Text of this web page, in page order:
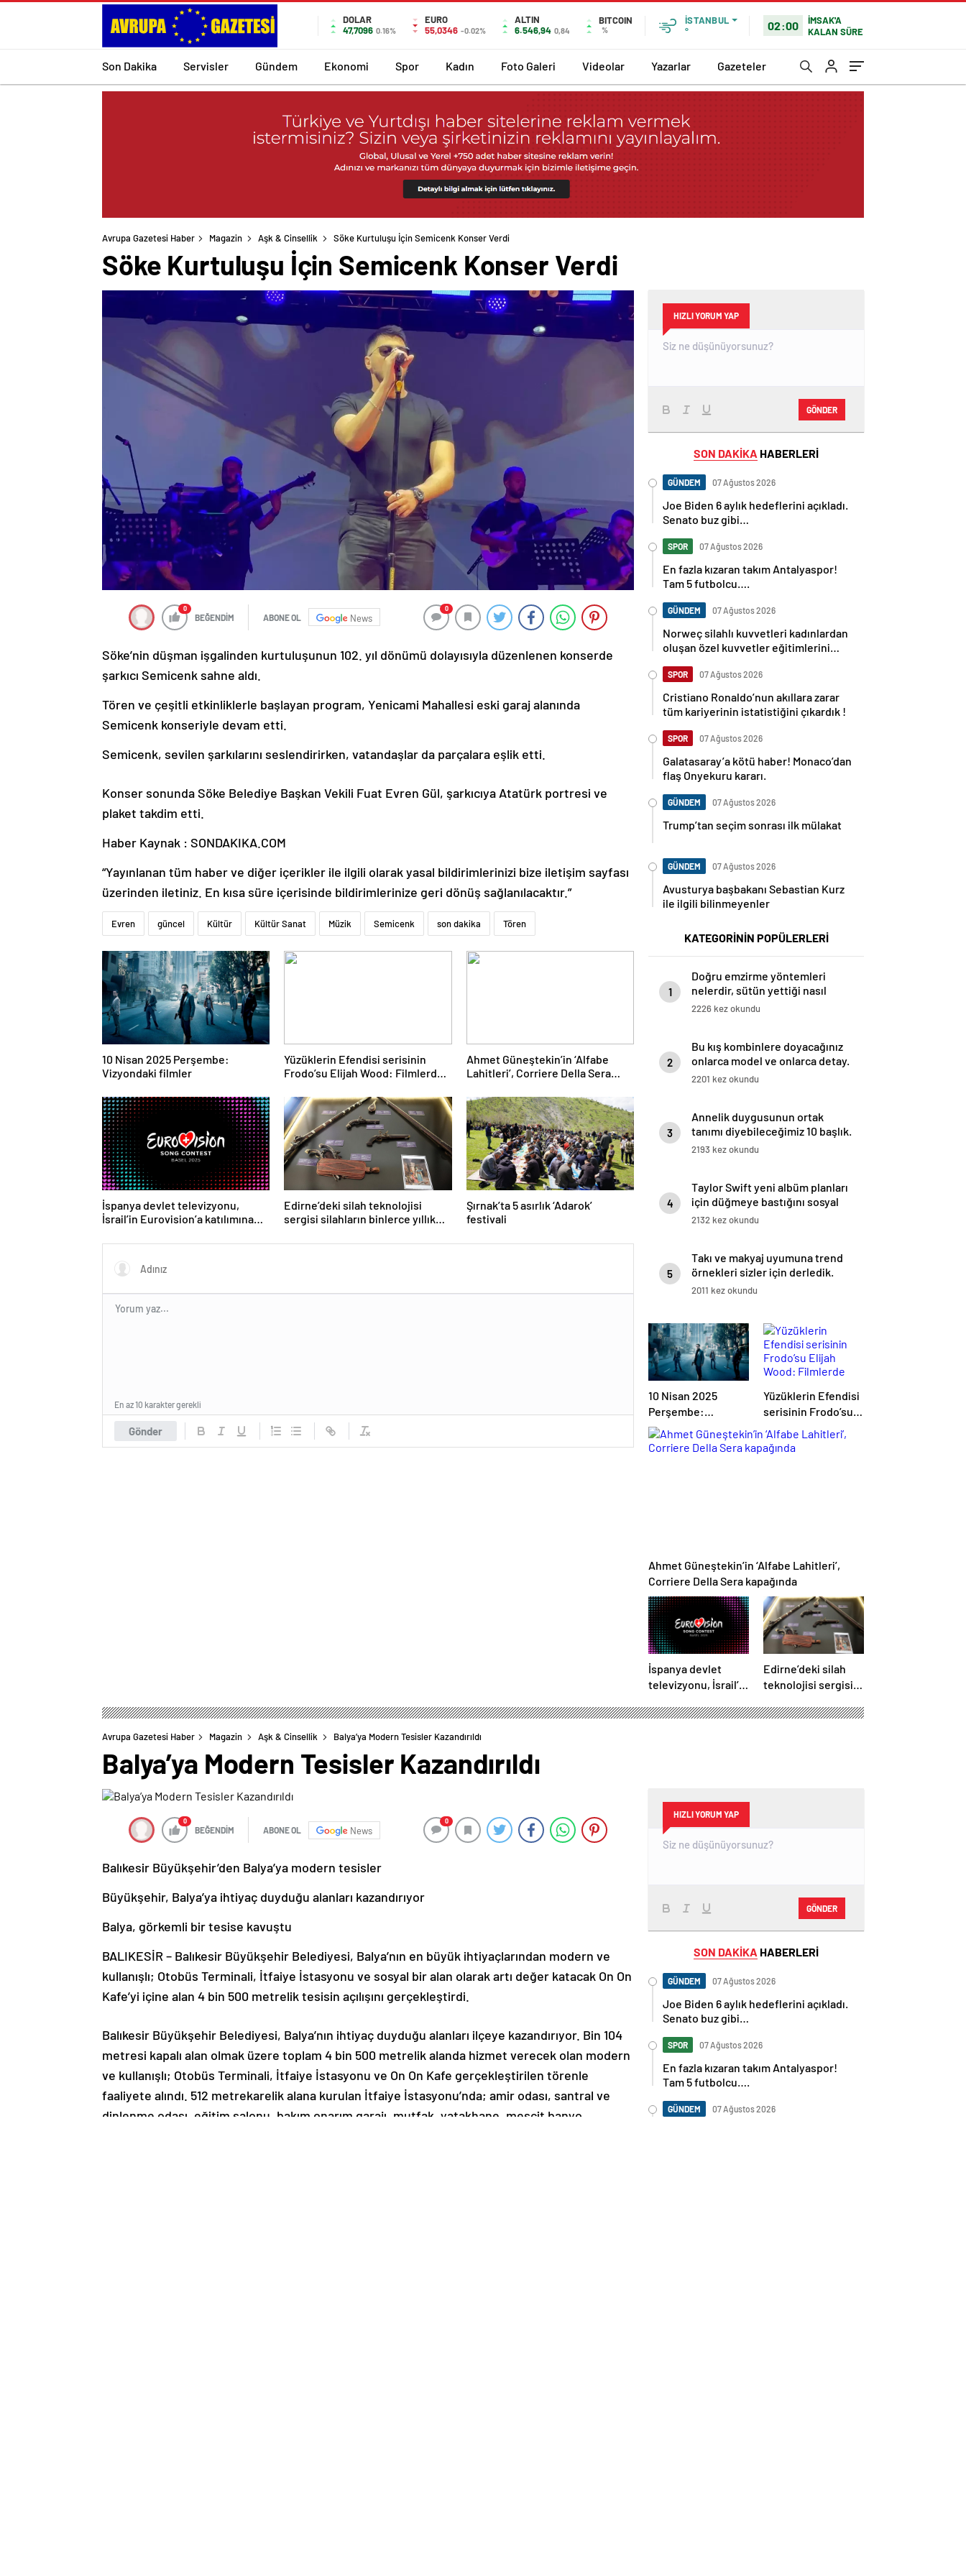
DOLAR
47,7096 0.16%
EURO
55,0346 -0.02%
ALTIN
6.546,94 0,84
BITCOIN
%
İSTANBUL
°
02:00
İMSAK'A
KALAN SÜRE
Son Dakika Servisler Gündem Ekonomi Spor Kadın Foto Galeri Videolar Yazarlar Gazeteler
Avrupa Gazetesi Haber Magazin Aşk & Cinsellik Söke Kurtuluşu İçin Semicenk Konser Verdi
Söke Kurtuluşu İçin Semicenk Konser Verdi
0
BEĞENDİM ABONE OL News
0
Söke’nin düşman işgalinden kurtuluşunun 102. yıl dönümü dolayısıyla düzenlenen konserde
şarkıcı Semicenk sahne aldı.
Tören ve çeşitli etkinliklerle başlayan program, Yenicami Mahallesi eski garaj alanında
Semicenk konseriyle devam etti.
Semicenk, sevilen şarkılarını seslendirirken, vatandaşlar da parçalara eşlik etti.
Konser sonunda Söke Belediye Başkan Vekili Fuat Evren Gül, şarkıcıya Atatürk portresi ve
plaket takdim etti.
Haber Kaynak : SONDAKIKA.COM
“Yayınlanan tüm haber ve diğer içerikler ile ilgili olarak yasal bildirimlerinizi bize iletişim sayfası
üzerinden iletiniz. En kısa süre içerisinde bildirimlerinize geri dönüş sağlanılacaktır.”
Evren güncel Kültür Kültür Sanat Müzik Semicenk son dakika Tören
10 Nisan 2025 Perşembe:
Vizyondaki filmler
Yüzüklerin Efendisi serisinin
Frodo’su Elijah Wood: Filmlerde
Ahmet Güneştekin’in ‘Alfabe
Lahitleri’, Corriere Della Sera
İspanya devlet televizyonu,
İsrail’in Eurovision’a katılımına
Edirne’deki silah teknolojisi
sergisi silahların binlerce yıllık
Şırnak’ta 5 asırlık ‘Adarok’
festivali
Gönder
En az 10 karakter gerekli
HIZLI YORUM YAP
GÖNDER
SON DAKİKA HABERLERİ
GÜNDEM 07 Ağustos 2026
Joe Biden 6 aylık hedeflerini açıkladı.
Senato buz gibi…
SPOR 07 Ağustos 2026
En fazla kızaran takım Antalyaspor!
Tam 5 futbolcu….
GÜNDEM 07 Ağustos 2026
Norweç silahlı kuvvetleri kadınlardan
oluşan özel kuvvetler eğitimlerini
SPOR 07 Ağustos 2026
Cristiano Ronaldo’nun akıllara zarar
tüm kariyerinin istatistiğini çıkardık !
SPOR 07 Ağustos 2026
Galatasaray’a kötü haber! Monaco’dan
flaş Onyekuru kararı.
GÜNDEM 07 Ağustos 2026
Trump’tan seçim sonrası ilk mülakat
GÜNDEM 07 Ağustos 2026
Avusturya başbakanı Sebastian Kurz
ile ilgili bilinmeyenler
KATEGORİNİN POPÜLERLERİ
1
Doğru emzirme yöntemleri
nelerdir, sütün yettiği nasıl
anlaşılır?
2226 kez okundu
2
Bu kış kombinlere doyacağınız
onlarca model ve onlarca detay.
2201 kez okundu
3
Annelik duygusunun ortak
tanımı diyebileceğimiz 10 başlık.
2193 kez okundu
4
Taylor Swift yeni albüm planları
için düğmeye bastığını sosyal
medyadan duyurdu!
2132 kez okundu
5
Takı ve makyaj uyumuna trend
örnekleri sizler için derledik.
2011 kez okundu
10 Nisan 2025
Perşembe:
Vizyondaki filmler
Yüzüklerin Efendisi
serisinin Frodo’su
Elijah Wood:
Filmlerde yüksek
Ahmet Güneştekin’in ‘Alfabe Lahitleri’,
Corriere Della Sera kapağında
İspanya devlet
televizyonu, İsrail’in
katılımına karşı çıktı
Edirne’deki silah
teknolojisi sergisi
yıllık gelişimini
Avrupa Gazetesi Haber Magazin Aşk & Cinsellik Balya’ya Modern Tesisler Kazandırıldı
Balya’ya Modern Tesisler Kazandırıldı
0
BEĞENDİM ABONE OL News
0
Balıkesir Büyükşehir’den Balya’ya modern tesisler
Büyükşehir, Balya’ya ihtiyaç duyduğu alanları kazandırıyor
Balya, görkemli bir tesise kavuştu
BALIKESİR – Balıkesir Büyükşehir Belediyesi, Balya’nın en büyük ihtiyaçlarından modern ve
kullanışlı; Otobüs Terminali, İtfaiye İstasyonu ve sosyal bir alan olarak artı değer katacak On On
Kafe’yi içine alan 4 bin 500 metrelik tesisin açılışını gerçekleştirdi.
Balıkesir Büyükşehir Belediyesi, Balya’nın ihtiyaç duyduğu alanları ilçeye kazandırıyor. Bin 104
metresi kapalı alan olmak üzere toplam 4 bin 500 metrelik alanda hizmet verecek olan modern
ve kullanışlı; Otobüs Terminali, İtfaiye İstasyonu ve On On Kafe gerçekleştirilen törenle
faaliyete alındı. 512 metrekarelik alana kurulan İtfaiye İstasyonu’nda; amir odası, santral ve
dinlenme odası, eğitim salonu, bakım onarım garajı, mutfak, yatakhane, mescit banyo,
HIZLI YORUM YAP
GÖNDER
SON DAKİKA HABERLERİ
GÜNDEM 07 Ağustos 2026
Joe Biden 6 aylık hedeflerini açıkladı.
Senato buz gibi…
SPOR 07 Ağustos 2026
En fazla kızaran takım Antalyaspor!
Tam 5 futbolcu….
GÜNDEM 07 Ağustos 2026